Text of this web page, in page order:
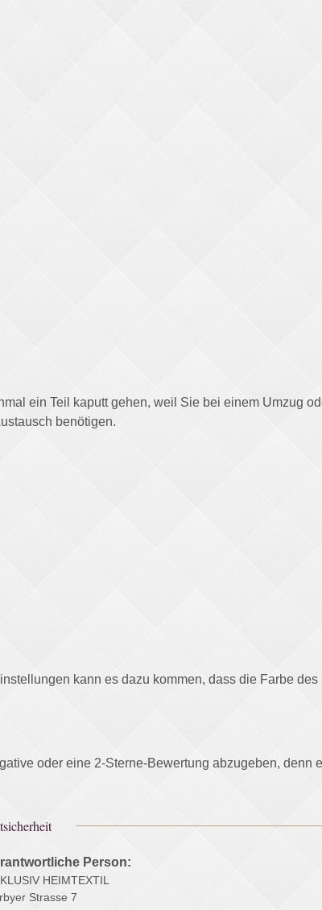
ein Teil kaputt gehen, weil Sie bei einem Umzug
benötigen.
kann es dazu kommen, dass die Farbe des
oder eine 2-Sterne-Bewertung abzugeben, denn
Person:
HEIMTEXTIL
Strasse 7